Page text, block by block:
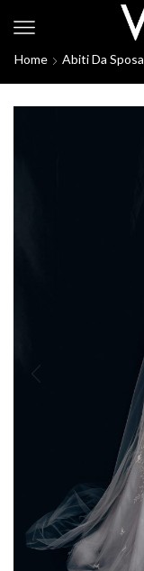
Home Abiti Da Sposa